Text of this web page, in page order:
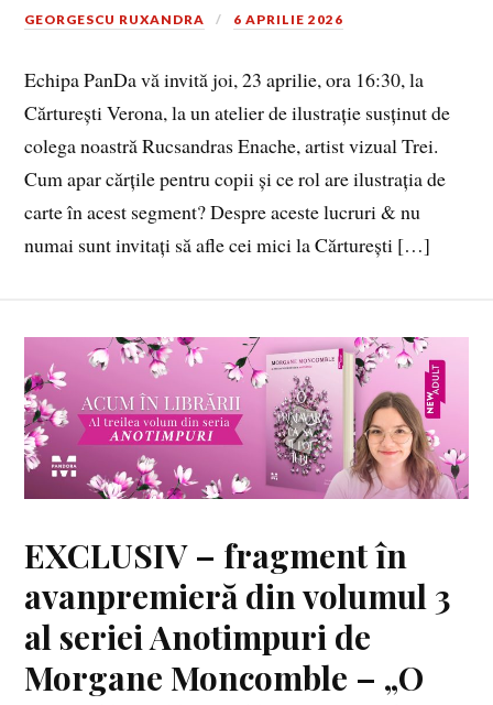
GEORGESCU RUXANDRA 6 APRILIE 2026
Echipa PanDa vă invită joi, 23 aprilie, ora 16:30, la
Cărturești Verona, la un atelier de ilustrație susținut de
colega noastră Rucsandras Enache, artist vizual Trei.
Cum apar cărțile pentru copii și ce rol are ilustrația de
carte în acest segment? Despre aceste lucruri & nu
numai sunt invitați să afle cei mici la Cărturești […]
EXCLUSIV – fragment în
avanpremieră din volumul 3
al seriei Anotimpuri de
Morgane Moncomble – „O